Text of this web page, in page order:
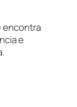
e